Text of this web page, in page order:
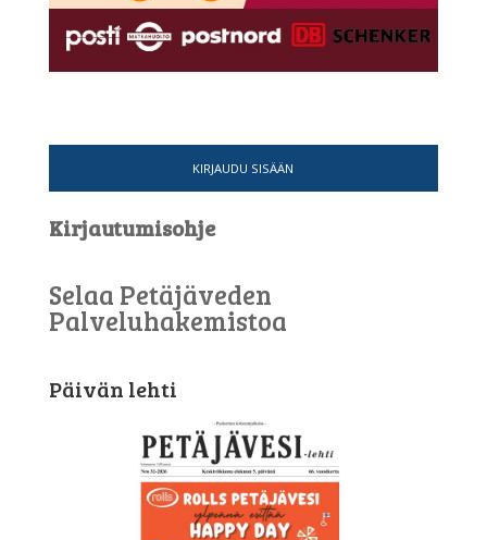
KIRJAUDU SISÄÄN
Kirjautumisohje
Selaa Petäjäveden
Palveluhakemistoa
Päivän lehti